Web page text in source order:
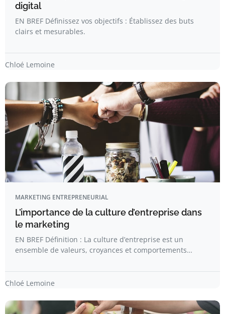
digital
EN BREF Définissez vos objectifs : Établissez des buts
clairs et mesurables.
Chloé Lemoine
MARKETING ENTREPRENEURIAL
L’importance de la culture d’entreprise dans
le marketing
EN BREF Définition : La culture d’entreprise est un
ensemble de valeurs, croyances et comportements…
Chloé Lemoine